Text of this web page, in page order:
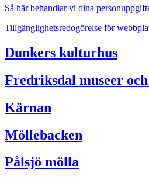
Så här behandlar vi dina
Tillgänglighetsredogörelse för
Dunkers kulturhus
Fredriksdal museer
Kärnan
Möllebacken
Pålsjö mölla